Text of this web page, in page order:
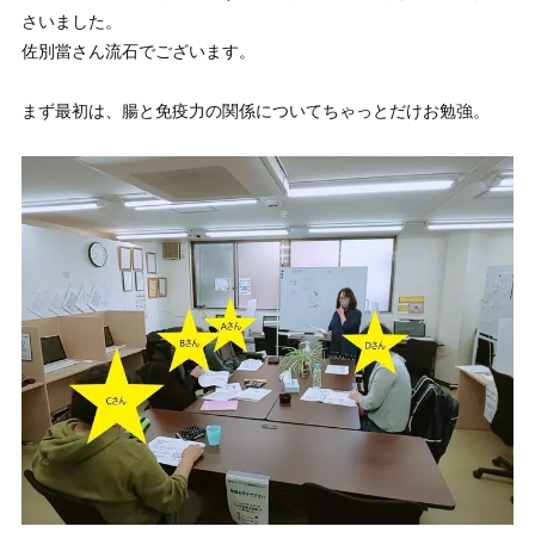
さいました。
佐別當さん流石でございます。
まず最初は、腸と免疫力の関係についてちゃっとだけお勉強。